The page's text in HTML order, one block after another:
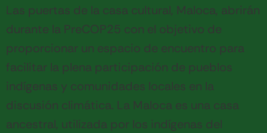
Las puertas de la casa cultural, Maloca, abrirán
durante la PreCOP25 con el objetivo de
proporcionar un espacio de encuentro para
facilitar la plena participación de pueblos
indígenas y comunidades locales en la
discusión climática. La Maloca es una casa
ancestral, utilizada por los indígenas del